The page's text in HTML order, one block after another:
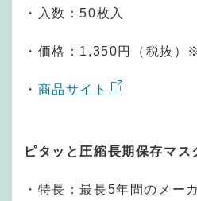
・入数：50枚入
・価格：1,350円（税抜）
・ 商品サイト
ピタッと圧縮長期保存マス
・特長：最長5年間のメー